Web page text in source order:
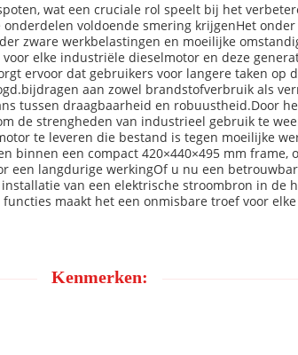
wat een cruciale rol speelt bij het
voldoende smering krijgenHet
zware werkbelastingen en moeilijke
elke industriële dieselmotor en deze
ervoor dat gebruikers voor langere taken op
aan zowel brandstofverbruik als
tussen draagbaarheid en robuustheid.Door
de strengheden van industrieel gebruik te
te leveren die bestand is tegen moeilijke
binnen een compact 420×440×495 mm
een langdurige werkingOf u nu een
van een elektrische stroombron in de
maakt het een onmisbare troef voor
Kenmerken: